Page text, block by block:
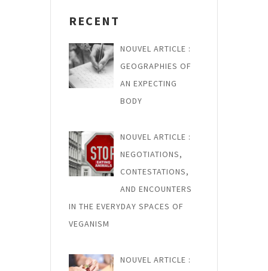
RECENT
NOUVEL ARTICLE :
GEOGRAPHIES OF
AN EXPECTING
BODY
NOUVEL ARTICLE :
NEGOTIATIONS,
CONTESTATIONS,
AND ENCOUNTERS
IN THE EVERYDAY SPACES OF
VEGANISM
NOUVEL ARTICLE :